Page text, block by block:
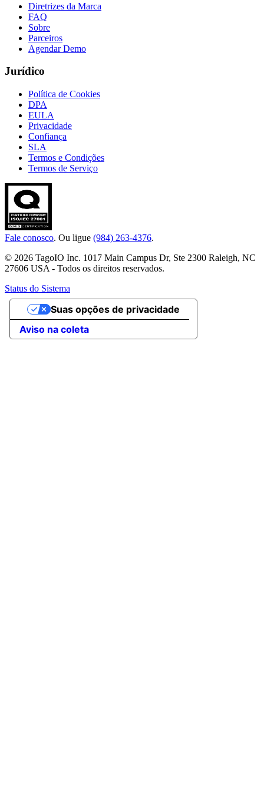
Diretrizes da Marca
FAQ
Sobre
Parceiros
Agendar Demo
Jurídico
Política de Cookies
DPA
EULA
Privacidade
Confiança
SLA
Termos e Condições
Termos de Serviço
Fale conosco. Ou ligue (984) 263-4376.
© 2026 TagoIO Inc. 1017 Main Campus Dr, Ste 2300 Raleigh, NC
27606 USA - Todos os direitos reservados.
Status do Sistema
Aviso na coleta
Suas opções de privacidade